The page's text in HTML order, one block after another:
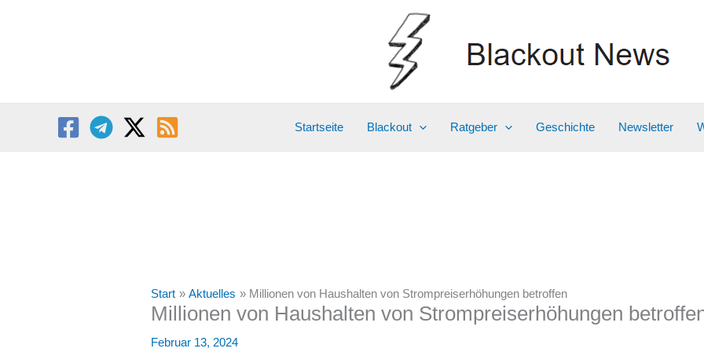
Startseite Blackout Ratgeber Geschichte Newsletter
Start Aktuelles Millionen von Haushalten von Strompreiserhöhungen betroffen
Millionen von Haushalten von Strompreiserhöhungen
Februar 13, 2024